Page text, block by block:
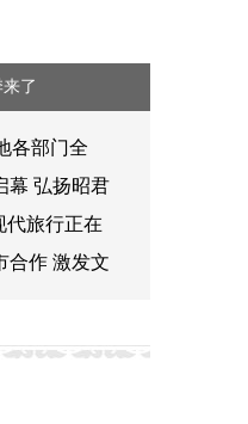
了
各部门全
幕 弘扬昭君
代旅行正在
合作 激发文